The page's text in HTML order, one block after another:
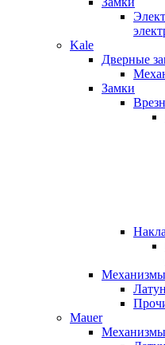
Kale
Дверные
Замки
Механизмы
Mauer
Механизмы